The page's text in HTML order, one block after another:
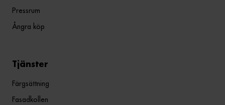
Pressrum
Ångra köp
Tjänster
Färgsättning
Fasadkollen